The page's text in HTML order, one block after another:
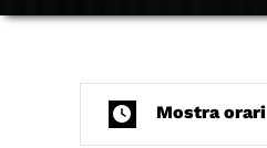
Mostra orari